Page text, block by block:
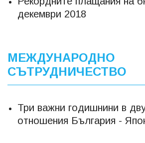
декември 2018
МЕЖДУНАРОДНО
СЪТРУДНИЧЕСТВО
Три важни годишнини в
отношения България -